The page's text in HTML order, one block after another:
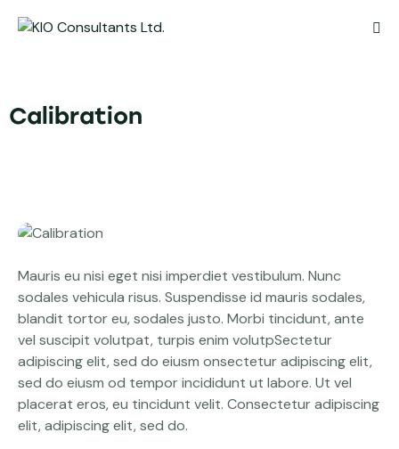
Calibration
Mauris eu nisi eget nisi imperdiet vestibulum. Nunc
sodales vehicula risus. Suspendisse id mauris sodales,
blandit tortor eu, sodales justo. Morbi tincidunt, ante
vel suscipit volutpat, turpis enim volutpSectetur
adipiscing elit, sed do eiusm onsectetur adipiscing elit,
sed do eiusm od tempor incididunt ut labore. Ut vel
placerat eros, eu tincidunt velit. Consectetur adipiscing
elit, adipiscing elit, sed do.